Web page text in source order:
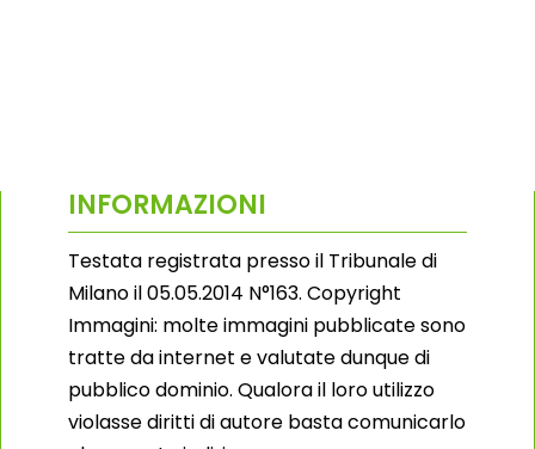
INFORMAZIONI
Testata registrata presso il Tribunale di
Milano il 05.05.2014 N°163. Copyright
Immagini: molte immagini pubblicate sono
tratte da internet e valutate dunque di
pubblico dominio. Qualora il loro utilizzo
violasse diritti di autore basta comunicarlo